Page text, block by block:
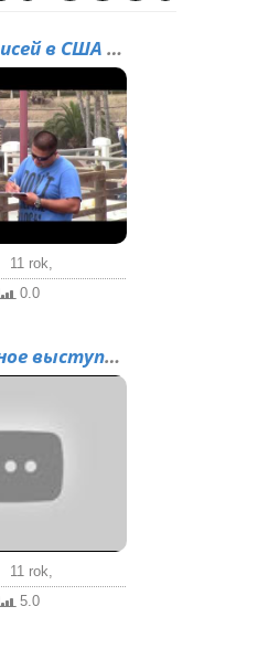
Сбор подписей в США за ...
11 rok,
0.0
Скандальное выступление...
11 rok,
5.0